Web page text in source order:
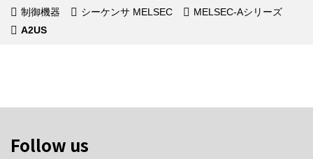
制御機器
シーケンサ MELSEC
MELSEC-Aシリーズ
A2US
Follow us